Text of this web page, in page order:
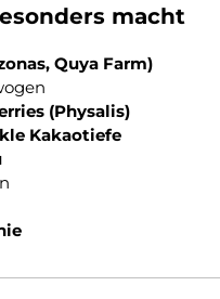
macht
Quya Farm)
(Physalis)
Kakaotiefe